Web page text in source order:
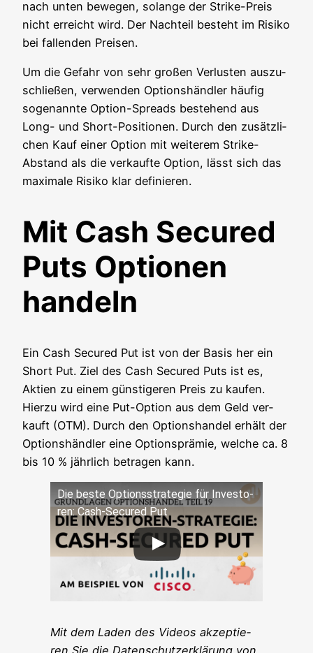
nach unten bewe­gen, solan­ge der Strike-Preis
nicht erreicht wird. Der Nach­teil besteht im Risi­ko
bei fal­len­den Preisen.
Um die Gefahr von sehr gro­ßen Ver­lus­ten aus­zu­
schlie­ßen, ver­wen­den Opti­ons­händ­ler häu­fig
soge­nann­te Opti­on-Spreads bestehend aus
Long- und Short-Posi­tio­nen. Durch den zusätz­li­
chen Kauf einer Opti­on mit wei­te­rem Strike-
Abstand als die ver­kauf­te Opti­on, lässt sich das
maxi­ma­le Risi­ko klar definieren.
Mit Cash Secured
Puts Optionen
handeln
Ein Cash Secu­red Put ist von der Basis her ein
Short Put. Ziel des Cash Secu­red Puts ist es,
Akti­en zu einem güns­ti­ge­ren Preis zu kau­fen.
Hier­zu wird eine Put-Opti­on aus dem Geld ver­
kauft (OTM). Durch den Opti­ons­han­del erhält der
Opti­ons­händ­ler eine Opti­ons­prä­mie, wel­che ca. 8
bis 10 % jähr­lich betra­gen kann.
Die bes­te Opti­ons­stra­te­gie für Inves­to­
ren: Cash-Secu­red Put
Mit dem Laden des Vide­os akzep­tie­